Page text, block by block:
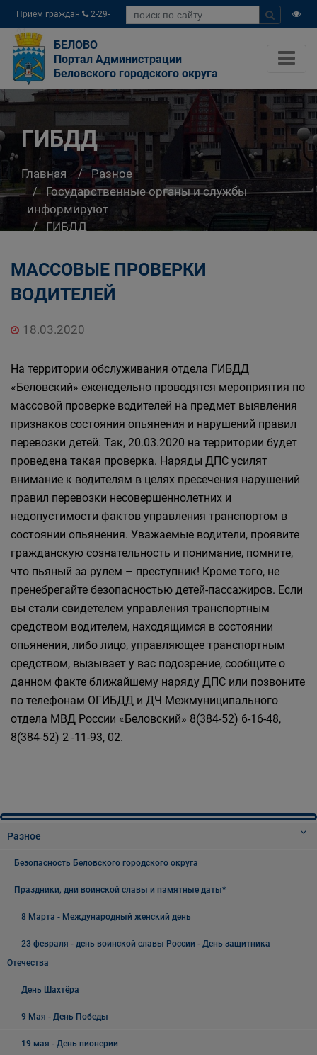
Прием граждан
2-29-
04
БЕЛОВО
Портал Администрации
Беловского городского округа
ГИБДД
Главная
Разное
Государственные органы и службы
информируют
ГИБДД
МАССОВЫЕ ПРОВЕРКИ
ВОДИТЕЛЕЙ
18.03.2020
На территории обслуживания отдела ГИБДД
«Беловский» еженедельно проводятся мероприятия по
массовой проверке водителей на предмет выявления
признаков состояния опьянения и нарушений правил
перевозки детей. Так, 20.03.2020 на территории будет
проведена такая проверка. Наряды ДПС усилят
внимание к водителям в целях пресечения нарушений
правил перевозки несовершеннолетних и
недопустимости фактов управления транспортом в
состоянии опьянения. Уважаемые водители, проявите
гражданскую сознательность и понимание, помните,
что пьяный за рулем – преступник! Кроме того, не
пренебрегайте безопасностью детей-пассажиров. Если
вы стали свидетелем управления транспортным
средством водителем, находящимся в состоянии
опьянения, либо лицо, управляющее транспортным
средством, вызывает у вас подозрение, сообщите о
данном факте ближайшему наряду ДПС или позвоните
по телефонам ОГИБДД и ДЧ Межмуниципального
отдела МВД России «Беловский» 8(384-52) 6-16-48,
8(384-52) 2 -11-93, 02.
Разное
Безопасность Беловского городского округа
Праздники, дни воинской славы и памятные даты*
8 Марта - Международный женский день
23 февраля - день воинской славы России - День защитника
Отечества
День Шахтёра
9 Мая - День Победы
19 мая - День пионерии